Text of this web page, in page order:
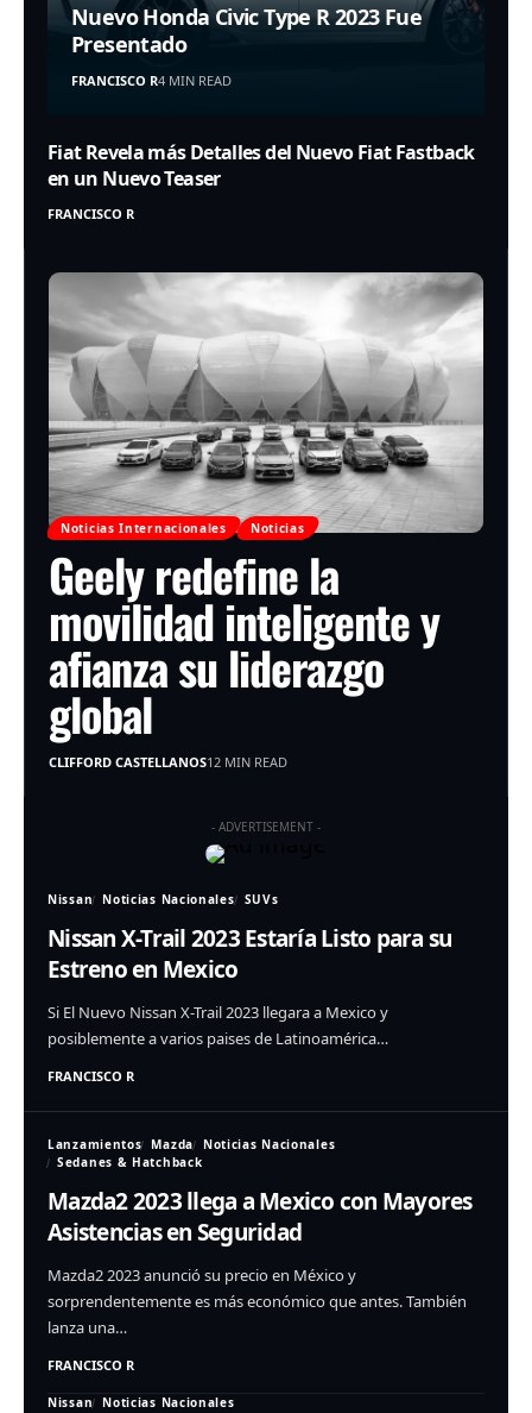
Nuevo Honda Civic Type R 2023 Fue
Presentado
FRANCISCO R4 MIN READ
Fiat Revela más Detalles del Nuevo Fiat Fastback
en un Nuevo Teaser
FRANCISCO R
Noticias Internacionales Noticias
Geely redefine la
movilidad inteligente y
afianza su liderazgo
global
CLIFFORD CASTELLANOS12 MIN READ
- ADVERTISEMENT -
Nissan Noticias Nacionales SUVs
Nissan X-Trail 2023 Estaría Listo para su
Estreno en Mexico
Si El Nuevo Nissan X-Trail 2023 llegara a Mexico y
posiblemente a varios paises de Latinoamérica…
FRANCISCO R
Lanzamientos Mazda
Noticias Nacionales
Sedanes & Hatchback
Mazda2 2023 llega a Mexico con Mayores
Asistencias en Seguridad
Mazda2 2023 anunció su precio en México y
sorprendentemente es más económico que antes. También
lanza una…
FRANCISCO R
Nissan Noticias Nacionales